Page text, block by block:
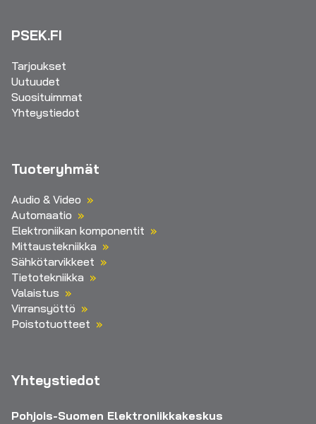
PSEK.FI
Tarjoukset
Uutuudet
Suosituimmat
Yhteystiedot
Tuoteryhmät
Audio & Video
Automaatio
Elektroniikan komponentit
Mittaustekniikka
Sähkötarvikkeet
Tietotekniikka
Valaistus
Virransyöttö
Poistotuotteet
Yhteystiedot
Pohjois-Suomen Elektroniikkakeskus